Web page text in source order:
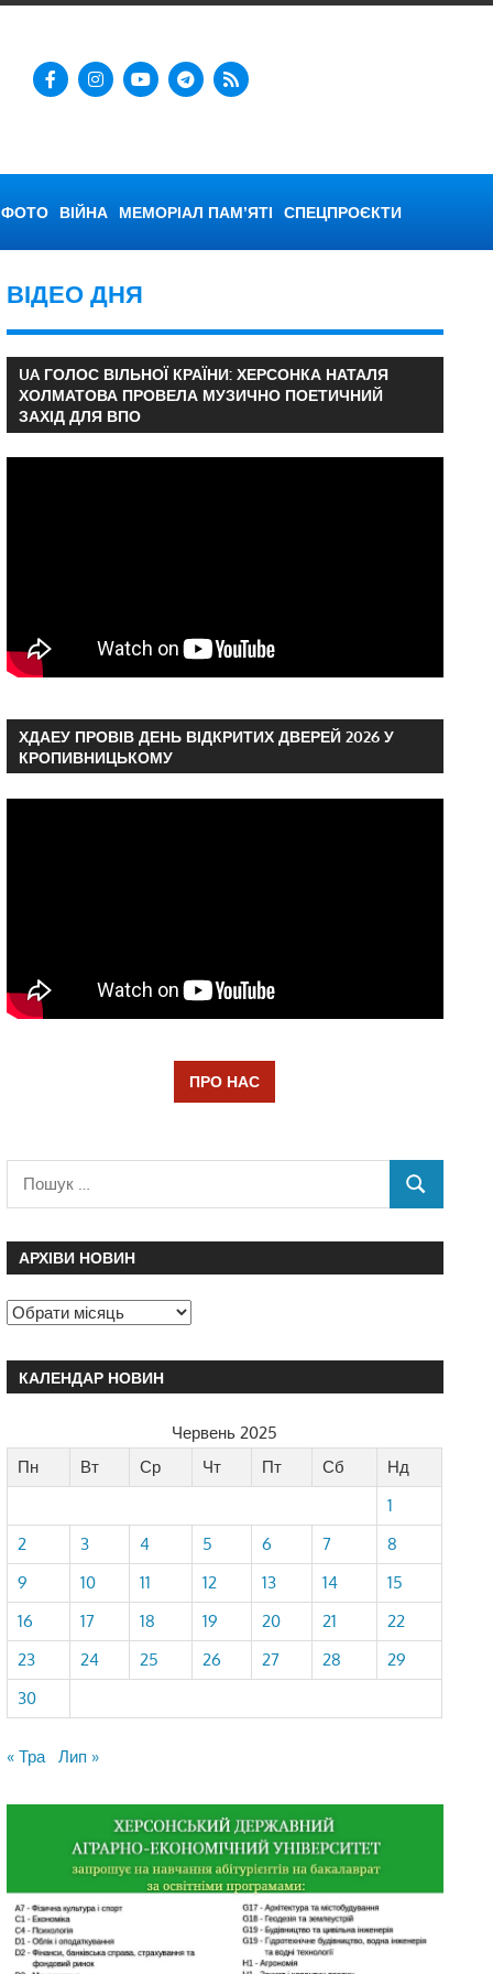
ФОТО ВІЙНА МЕМОРІАЛ ПАМ’ЯТІ СПЕЦПРОЄКТИ
ВІДЕО ДНЯ
UA ГОЛОС ВІЛЬНОЇ КРАЇНИ: ХЕРСОНКА НАТАЛЯ
ХОЛМАТОВА ПРОВЕЛА МУЗИЧНО ПОЕТИЧНИЙ
ЗАХІД ДЛЯ ВПО
ХДАЕУ ПРОВІВ ДЕНЬ ВІДКРИТИХ ДВЕРЕЙ 2026 У
КРОПИВНИЦЬКОМУ
ПРО НАС
АРХІВИ НОВИН
КАЛЕНДАР НОВИН
Червень 2025
Пн
Вт Ср Чт Пт Сб
Нд
1
2
3 4 5 6 7
8
9
10 11 12 13 14
15
16
17 18 19 20 21
22
23
24 25 26 27 28
29
30
« Тра Лип »